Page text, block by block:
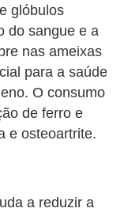
glóbulos
do sangue e a
nas ameixas
para a saúde
O consumo
de ferro e
e osteoartrite.
a reduzir a